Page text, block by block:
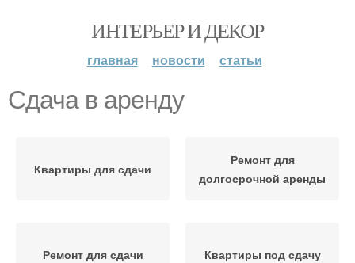
ИНТЕРЬЕР И ДЕКОР
главная новости статьи
Сдача в аренду
Квартиры для сдачи
Ремонт для
долгосрочной аренды
Ремонт для сдачи Квартиры под сдачу